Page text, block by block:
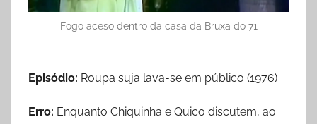
Fogo aceso dentro da casa da Bruxa do 71
Episódio: Roupa suja lava-se em público (1976)
Erro: Enquanto Chiquinha e Quico discutem, ao